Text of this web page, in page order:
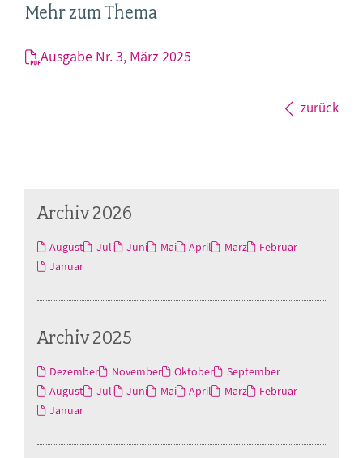
Mehr zum Thema
Ausgabe Nr. 3, März 2025
zurück
Archiv 2026
August Juli Juni Mai April März
Februar
Januar
Archiv 2025
Dezember November Oktober
September
August
Juli Juni Mai April März
Februar
Januar